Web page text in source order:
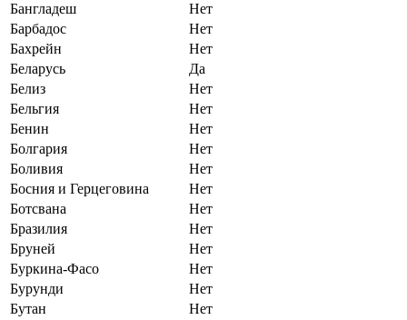
Бангладеш
Нет
Барбадос
Нет
Бахрейн
Нет
Беларусь
Да
Белиз
Нет
Бельгия
Нет
Бенин
Нет
Болгария
Нет
Боливия
Нет
Босния и Герцеговина
Нет
Ботсвана
Нет
Бразилия
Нет
Бруней
Нет
Буркина-Фасо
Нет
Бурунди
Нет
Бутан
Нет